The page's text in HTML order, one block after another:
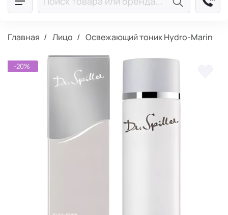
Главная Лицо Освежающий тоник Hydro-Marin
-20%